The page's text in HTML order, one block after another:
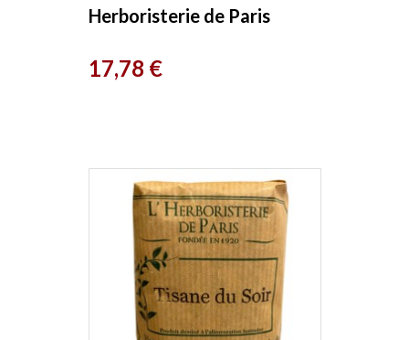
Herboristerie de Paris
Prix
17,78 €